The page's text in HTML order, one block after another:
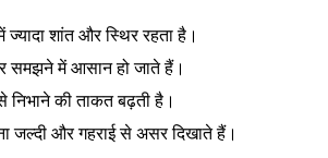
शांत और स्थिर रहता है।
समझने में आसान हो जाते हैं।
की ताकत बढ़ती है।
जल्दी और गहराई से असर दिखाते हैं।